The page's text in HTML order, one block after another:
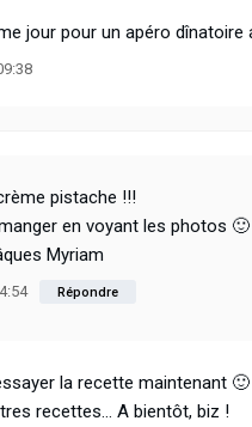
jour pour un apéro
pistache !!!
en voyant les photos 🙂
Myriam
Répondre
la recette maintenant
recettes… A bientôt, biz !